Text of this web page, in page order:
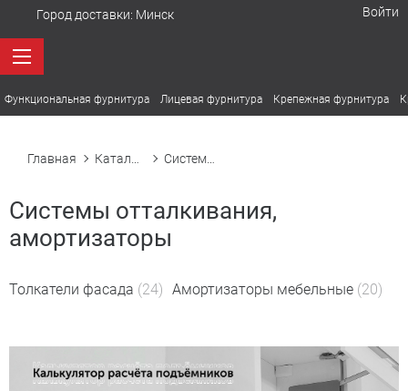
Город доставки: Минск Войти
Функциональная фурнитура Лицевая фурнитура Крепежная фурнитура
Главная
Системы отталкивания,
амортизаторы
Толкатели фасада (24) Амортизаторы мебельные (20)